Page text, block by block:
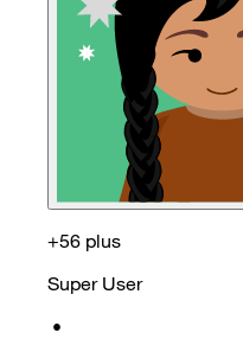
+56 plus
Super User
•